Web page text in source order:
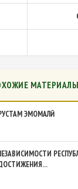
МАТЕРИАЛЫ
ЭМОМАЛӢ